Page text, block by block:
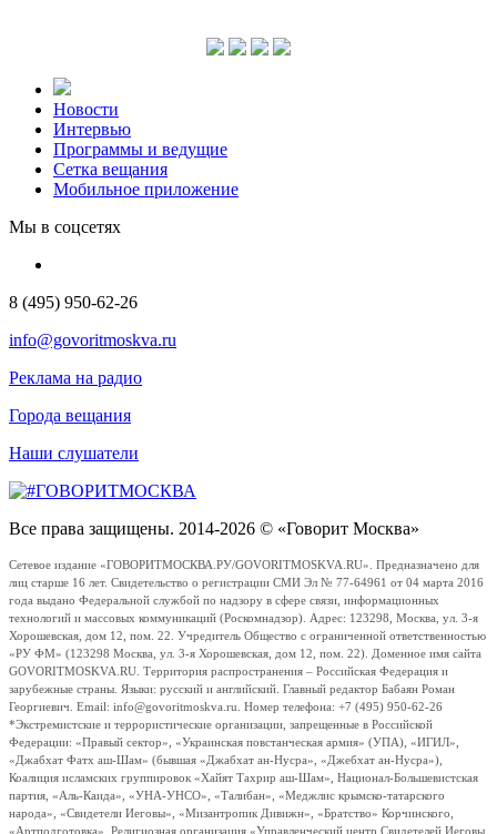
Новости
Интервью
Программы и ведущие
Сетка вещания
Мобильное приложение
Мы в соцсетях
8 (495) 950-62-26
info@govoritmoskva.ru
Реклама на радио
Города вещания
Наши слушатели
Все права защищены. 2014-2026 © «Говорит Москва»
Сетевое издание «ГОВОРИТМОСКВА.РУ/GOVORITMOSKVA.RU». Предназначено для
лиц старше 16 лет. Свидетельство о регистрации СМИ Эл № 77-64961 от 04 марта 2016
года выдано Федеральной службой по надзору в сфере связи, информационных
технологий и массовых коммуникаций (Роскомнадзор). Адрес: 123298, Москва, ул. 3-я
Хорошевская, дом 12, пом. 22. Учредитель Общество с ограниченной ответственностью
«РУ ФМ» (123298 Москва, ул. 3-я Хорошевская, дом 12, пом. 22). Доменное имя сайта
GOVORITMOSKVA.RU. Территория распространения – Российская Федерация и
зарубежные страны. Языки: русский и английский. Главный редактор Бабаян Роман
Георгиевич. Email: info@govoritmoskva.ru. Номер телефона: +7 (495) 950-62-26
*Экстремистские и террористические организации, запрещенные в Российской
Федерации: «Правый сектор», «Украинская повстанческая армия» (УПА), «ИГИЛ»,
«Джабхат Фатх аш-Шам» (бывшая «Джабхат ан-Нусра», «Джебхат ан-Нусра»),
Коалиция исламских группировок «Хайят Тахрир аш-Шам», Национал-Большевистская
партия, «Аль-Каида», «УНА-УНСО», «Талибан», «Меджлис крымско-татарского
народа», «Свидетели Иеговы», «Мизантропик Дивижн», «Братство» Корчинского,
«Артподготовка», Религиозная организация «Управленческий центр Свидетелей Иеговы